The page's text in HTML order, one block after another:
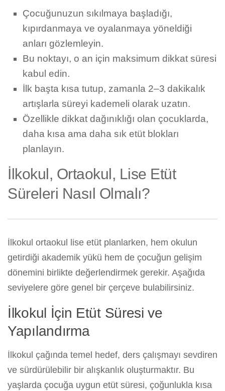
Çocuğunuzun sıkılmaya başladığı,
kıpırdanmaya ve oyalanmaya yöneldiği
anları gözlemleyin.
Bu noktayı, o an için maksimum dikkat süresi
kabul edin.
İlk başta kısa tutup, zamanla 2–3 dakikalık
artışlarla süreyi kademeli olarak uzatın.
Özellikle dikkat dağınıklığı olan çocuklarda,
daha kısa ama daha sık etüt blokları
planlayın.
İlkokul, Ortaokul, Lise Etüt
Süreleri Nasıl Olmalı?
İlkokul ortaokul lise etüt planlarken, hem okulun
getirdiği akademik yükü hem de çocuğun gelişim
dönemini birlikte değerlendirmek gerekir. Aşağıda
seviyelere göre genel bir çerçeve bulabilirsiniz.
İlkokul İçin Etüt Süresi ve
Yapılandırma
İlkokul çağında temel hedef, ders çalışmayı sevdiren
ve sürdürülebilir bir alışkanlık oluşturmaktır. Bu
yaşlarda çocuğa uygun etüt süresi, çoğunlukla kısa